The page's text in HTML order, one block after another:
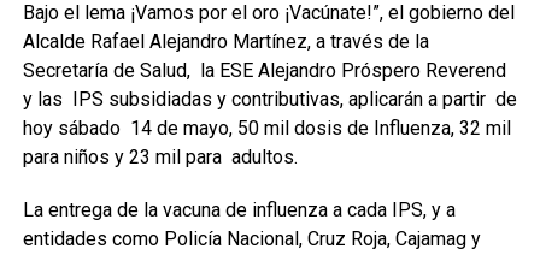
Bajo el lema ¡Vamos por el oro ¡Vacúnate!”, el gobierno del
Alcalde Rafael Alejandro Martínez, a través de la
Secretaría de Salud, la ESE Alejandro Próspero Reverend
y las IPS subsidiadas y contributivas, aplicarán a partir de
hoy sábado 14 de mayo, 50 mil dosis de Influenza, 32 mil
para niños y 23 mil para adultos.
La entrega de la vacuna de influenza a cada IPS, y a
entidades como Policía Nacional, Cruz Roja, Cajamag y